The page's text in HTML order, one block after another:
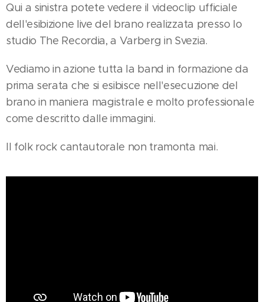
Qui a sinistra potete vedere il videoclip ufficiale
dell'esibizione live del brano realizzata presso lo
studio The Recordia, a Varberg in Svezia.
Vediamo in azione tutta la band in formazione da
prima serata che si esibisce nell'esecuzione del
brano in maniera magistrale e molto professionale
come descritto dalle immagini.
Il folk rock cantautorale non tramonta mai.